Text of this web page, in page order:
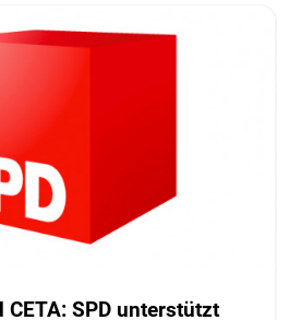
CETA: SPD unterstützt